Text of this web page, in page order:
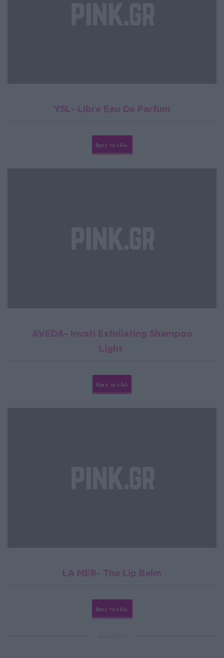
YSL- Libre Eau De Parfum
Βρες το εδώ
AVEDA- Invati Exfoliating Shampoo
Light
Βρες το εδώ
LA MER- The Lip Balm
Βρες το εδώ